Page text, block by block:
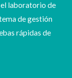
laboratorio de
de gestión
rápidas de